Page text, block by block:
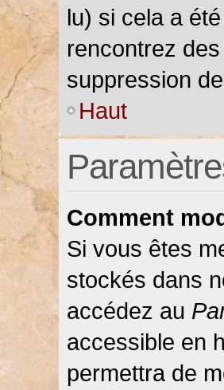
lu) si cela a
rencontrez
suppression
Haut
Comment
Si vous êtes
stockés dans
accédez au
accessible en
permettra de